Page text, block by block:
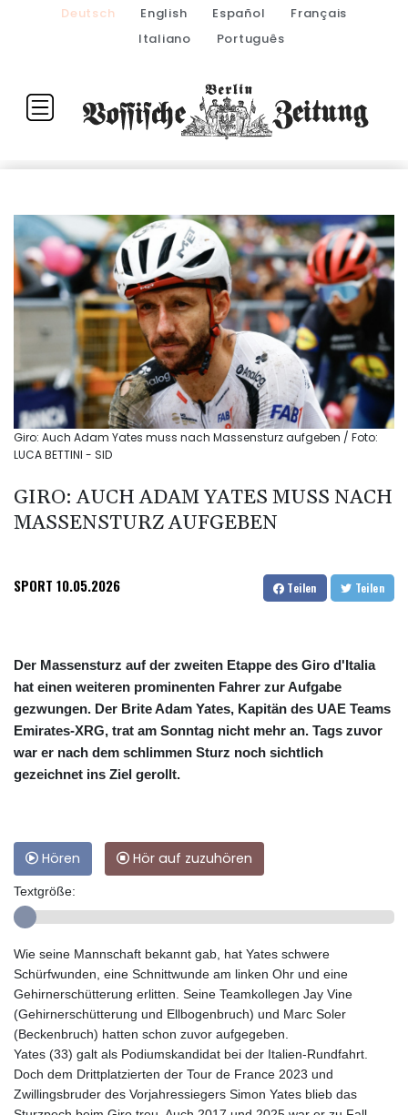
Deutsch English Español
Français
Italiano
Português
Giro: Auch Adam Yates muss nach Massensturz aufgeben / Foto:
LUCA BETTINI - SID
GIRO: AUCH ADAM YATES MUSS NACH
MASSENSTURZ AUFGEBEN
SPORT 10.05.2026 Teilen Teilen
Der Massensturz auf der zweiten Etappe des Giro d'Italia
hat einen weiteren prominenten Fahrer zur Aufgabe
gezwungen. Der Brite Adam Yates, Kapitän des UAE Teams
Emirates-XRG, trat am Sonntag nicht mehr an. Tags zuvor
war er nach dem schlimmen Sturz noch sichtlich
gezeichnet ins Ziel gerollt.
Hören Hör auf zuzuhören
Textgröße:
Wie seine Mannschaft bekannt gab, hat Yates schwere
Schürfwunden, eine Schnittwunde am linken Ohr und eine
Gehirnerschütterung erlitten. Seine Teamkollegen Jay Vine
(Gehirnerschütterung und Ellbogenbruch) und Marc Soler
(Beckenbruch) hatten schon zuvor aufgegeben.
Yates (33) galt als Podiumskandidat bei der Italien-Rundfahrt.
Doch dem Drittplatzierten der Tour de France 2023 und
Zwillingsbruder des Vorjahressiegers Simon Yates blieb das